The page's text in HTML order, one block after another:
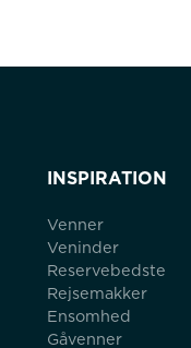
INSPIRATION
Venner
Veninder
Reservebedste
Rejsemakker
Ensomhed
Gåvenner